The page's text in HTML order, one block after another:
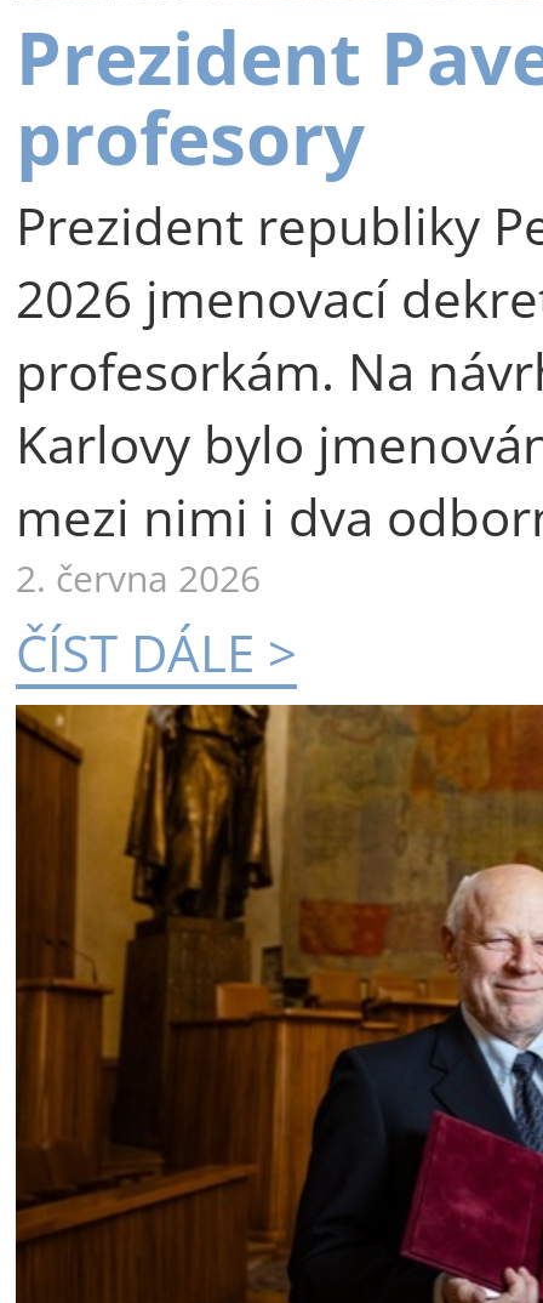
Prezident
profesory
Prezident republiky
2026 jmenovací
profesorkám. Na
Karlovy bylo
mezi nimi i dva
2. června 2026
ČÍST DÁLE >